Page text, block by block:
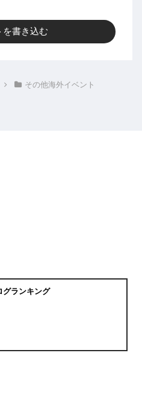
を書き込む
その他海外イベント
グランキング